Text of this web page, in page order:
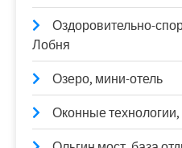
Оздоровительно-
Лобня
Озеро, мини-отель
Оконные технологии,